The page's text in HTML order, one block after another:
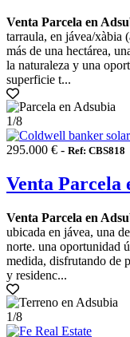
Venta Parcela en
tarraula, en jávea/xàbia
más de una hectárea,
la naturaleza y una
superficie t...
1/8
295.000 € - Ref: CBS818
Venta Parcela
Venta Parcela en
ubicada en jávea, una
norte. una oportunidad
medida, disfrutando de
y residenc...
1/8